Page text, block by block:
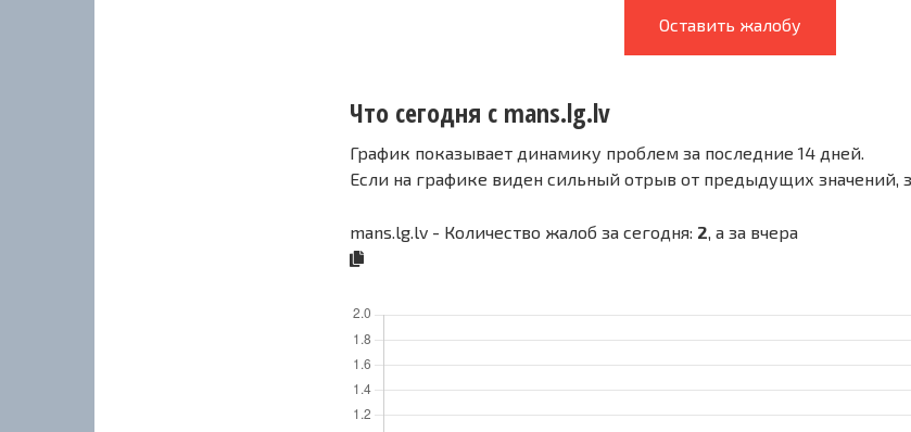
Оставить жалобу
Что сегодня с mans.lg.lv
График показывает динамику проблем за последние 14 дней.
Если на графике виден сильный отрыв от предыдущих значений,
mans.lg.lv - Количество жалоб за сегодня: 2, а за вчера